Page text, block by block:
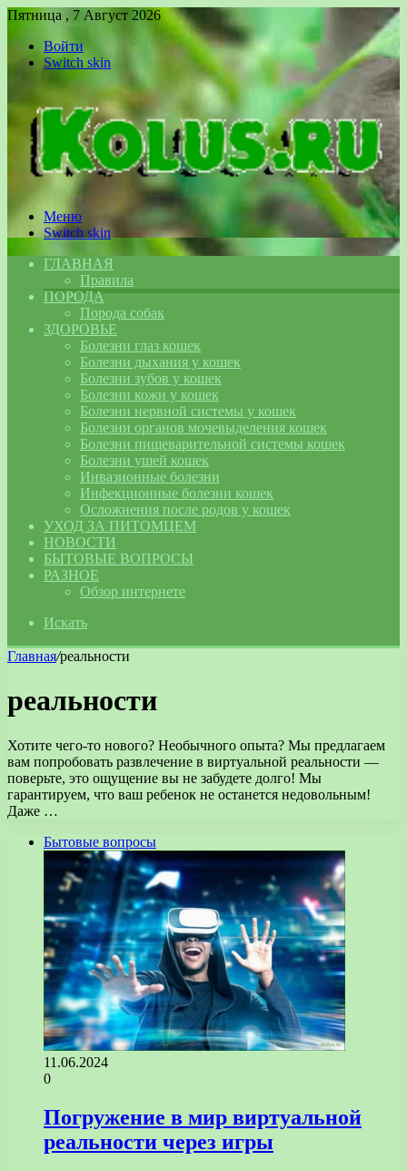
Пятница , 7 Август 2026
Войти
Switch skin
Меню
Switch skin
ГЛАВНАЯ
Правила
ПОРОДА
Порода собак
ЗДОРОВЬЕ
Болезни глаз кошек
Болезни дыхания у кошек
Болезни зубов у кошек
Болезни кожи у кошек
Болезни нервной системы у кошек
Болезни органов мочевыделения кошек
Болезни пищеварительной системы кошек
Болезни ушей кошек
Инвазионные болезни
Инфекционные болезни кошек
Осложнения после родов у кошек
УХОД ЗА ПИТОМЦЕМ
НОВОСТИ
БЫТОВЫЕ ВОПРОСЫ
РАЗНОЕ
Обзор интернете
Искать
Главная/реальности
реальности
Хотите чего-то нового? Необычного опыта? Мы предлагаем
вам попробовать развлечение в виртуальной реальности —
поверьте, это ощущение вы не забудете долго! Мы
гарантируем, что ваш ребенок не останется недовольным!
Даже …
Бытовые вопросы
11.06.2024
0
Погружение в мир виртуальной
реальности через игры